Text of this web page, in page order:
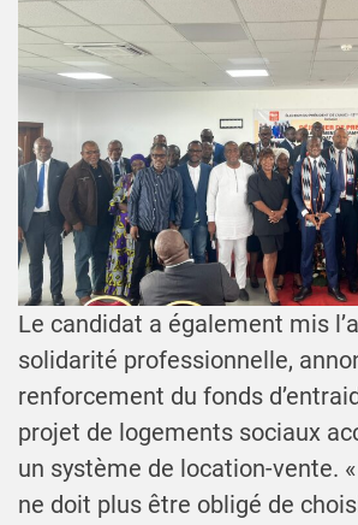
Le candidat a également mis
solidarité professionnelle,
renforcement du fonds
projet de logements sociaux
un système de location-vente.
ne doit plus être obligé de